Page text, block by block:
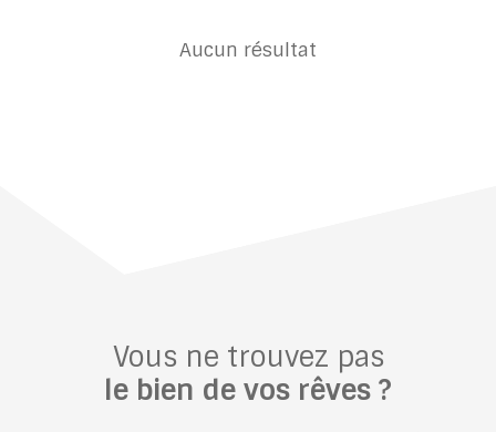
Aucun résultat
Vous ne trouvez pas
le bien de vos rêves ?